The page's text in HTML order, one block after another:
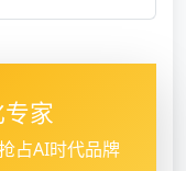
家
占AI时代品牌